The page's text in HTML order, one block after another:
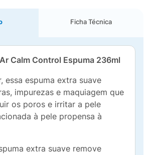
Ficha Técnica
Calm Control Espuma 236ml
essa espuma extra suave
impurezas e maquiagem que
os poros e irritar a pele
à pele propensa à
extra suave remove